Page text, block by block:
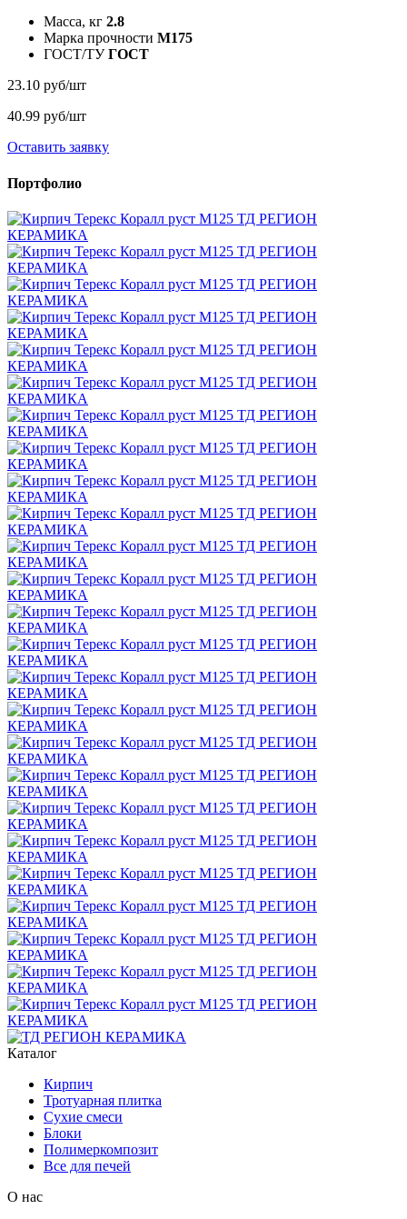
Масса, кг 2.8
Марка прочности M175
ГОСТ/ТУ ГОСТ
23.10 руб/шт
40.99 руб/шт
Оставить заявку
Портфолио
Каталог
Кирпич
Тротуарная плитка
Сухие смеси
Блоки
Полимеркомпозит
Все для печей
О нас